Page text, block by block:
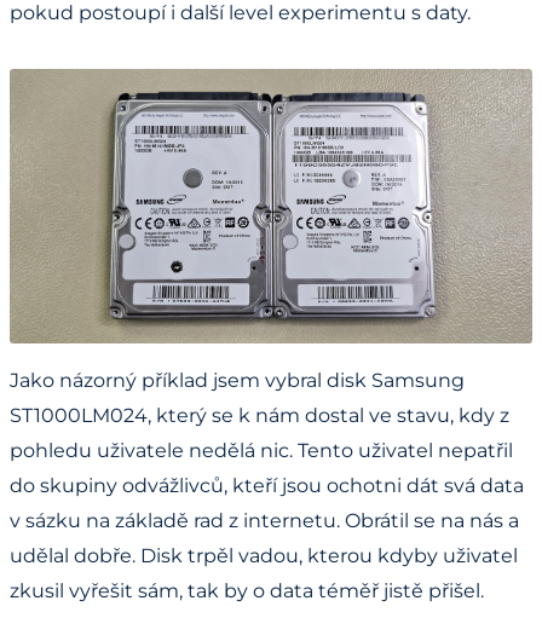
pokud postoupí i další level experimentu s daty.
Jako názorný příklad jsem vybral disk Samsung
ST1000LM024, který se k nám dostal ve stavu, kdy z
pohledu uživatele nedělá nic. Tento uživatel nepatřil
do skupiny odvážlivců, kteří jsou ochotni dát svá data
v sázku na základě rad z internetu. Obrátil se na nás a
udělal dobře. Disk trpěl vadou, kterou kdyby uživatel
zkusil vyřešit sám, tak by o data téměř jistě přišel.